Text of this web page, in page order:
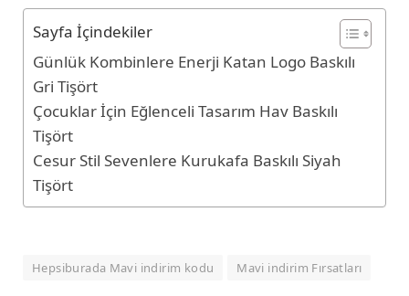
Sayfa İçindekiler
Günlük Kombinlere Enerji Katan Logo Baskılı
Gri Tişört
Çocuklar İçin Eğlenceli Tasarım Hav Baskılı
Tişört
Cesur Stil Sevenlere Kurukafa Baskılı Siyah
Tişört
Hepsiburada Mavi indirim kodu Mavi indirim Fırsatları